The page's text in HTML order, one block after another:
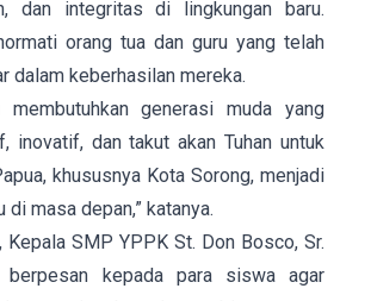
dan integritas di lingkungan baru.
orang tua dan guru yang telah
dalam keberhasilan mereka.
membutuhkan generasi muda yang
inovatif, dan takut akan Tuhan untuk
khususnya Kota Sorong, menjadi
di masa depan,” katanya.
Kepala SMP YPPK St. Don Bosco, Sr.
berpesan kepada para siswa agar